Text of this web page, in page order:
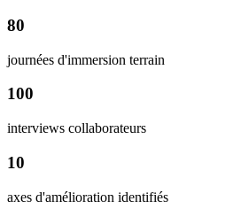
80
journées d'immersion terrain
100
interviews collaborateurs
10
axes d'amélioration identifiés